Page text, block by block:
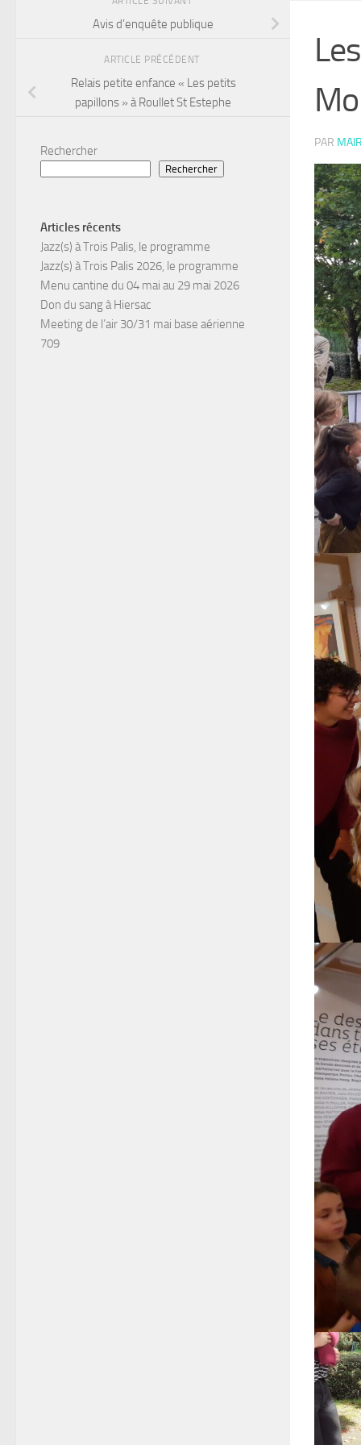
PAR
Avis d’enquête publique
ARTICLE PRÉCÉDENT
Relais petite enfance « Les petits
papillons » à Roullet St Estephe
Rechercher
Rechercher
Articles récents
Jazz(s) à Trois Palis, le programme
Jazz(s) à Trois Palis 2026, le programme
Menu cantine du 04 mai au 29 mai 2026
Don du sang à Hiersac
Meeting de l’air 30/31 mai base aérienne
709